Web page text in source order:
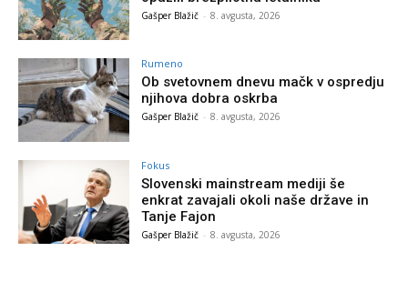
Gašper Blažič - 8. avgusta, 2026
Rumeno
Ob svetovnem dnevu mačk v ospredju
njihova dobra oskrba
Gašper Blažič - 8. avgusta, 2026
Fokus
Slovenski mainstream mediji še
enkrat zavajali okoli naše države in
Tanje Fajon
Gašper Blažič - 8. avgusta, 2026